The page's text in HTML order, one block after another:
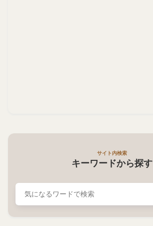
サイト内検索
キーワードから探す